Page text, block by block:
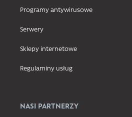
Programy antywirusowe
Serwery
Sklepy internetowe
Regulaminy usług
NASI PARTNERZY